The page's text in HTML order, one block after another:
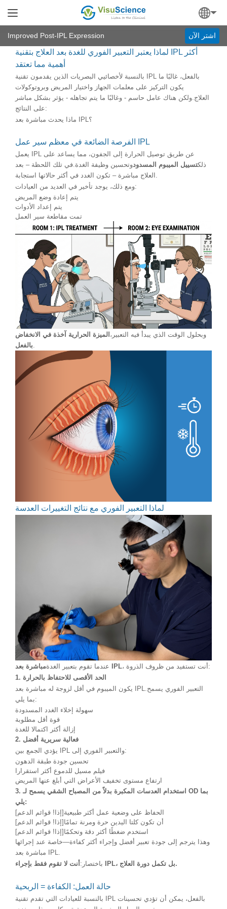
Improved Post-IPL Expression اشتر الآن
لماذا يعتبر التعبير الفوري للغدة بعد العلاج بتقنية IPL أكثر
أهمية مما تعتقد
بالنسبة لأخصائيي البصريات الذين يقدمون تقنية IPL بالفعل، غالبًا ما
يكون التركيز على معلمات الجهاز واختيار المريض وبروتوكولات
العلاج.ولكن هناك عامل حاسم - وغالبًا ما يتم تجاهله - يؤثر بشكل مباشر
على النتائج:
ماذا يحدث مباشرة بعد IPL؟
الفرصة الضائعة في معظم سير عمل IPL
يعمل IPL عن طريق توصيل الحرارة إلى الجفون، مما يساعد على
ذلكتسييل الميبوم المسدودوتحسين وظيفة الغدة.في تلك اللحظة – بعد
ومع ذلك، يوجد تأخير في العديد من العيادات:
يتم إعادة وضع المريض
يتم إعداد الأدوات
تمت مقاطعة سير العمل
وبحلول الوقت الذي يبدأ فيه التعبير، الميزة الحرارية آخذة في الانخفاض
بالفعل
لماذا التعبير الفوري مع نتائج التغييرات العدسة
عندما تقوم بتعبير الغدة مباشرة بعد IPL
، أنت تستفيد من ظروف الذروة:
1. الحد الأقصى للاحتفاظ بالحرارة
يكون الميبوم في أقل لزوجة له ​​مباشرة بعد IPL.التعبير الفوري يسمح
بما يلي:
سهولة إخلاء الغدد المسدودة
قوة أقل مطلوبة
إزالة أكثر اكتمالا للغدة
2. فعالية سريرية أفضل
يؤدي الجمع بين IPL والتعبير الفوري إلى:
تحسين جودة طبقة الدهون
فيلم مسيل للدموع أكثر استقرارا
ارتفاع مستوى تخفيف الأعراض التي أبلغ عنها المريض
3. استخدام العدسات المكبرة بدلاً من المصباح الشقي يسمح لـ OD بما
يلي:
[إذا! قوائم الدعم]الحفاظ على وضعية عمل أكثر طبيعية
[إذا! قوائم الدعم]أن تكون كلتا اليدين حرة ومرنة تمامًا
[إذا! قوائم الدعم]استخدم ضغطًا أكثر دقة وتحكمًا
وهذا يترجم إلى جودة تعبير أفضل وإجراء أكثر كفاءة—خاصة عند إجرائها
مباشرة بعد IPL.
باختصار:
أنت لا تقوم فقط بإجراء IPL، بل تكمل دورة العلاج.
حالة العمل: الكفاءة = الربحية
بالنسبة للعيادات التي تقدم تقنية IPL بالفعل، يمكن أن تؤدي تحسينات